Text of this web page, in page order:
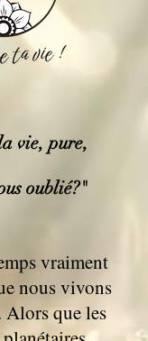
vie, pure,
oublié?"
vraiment
nous vivons
Alors que les